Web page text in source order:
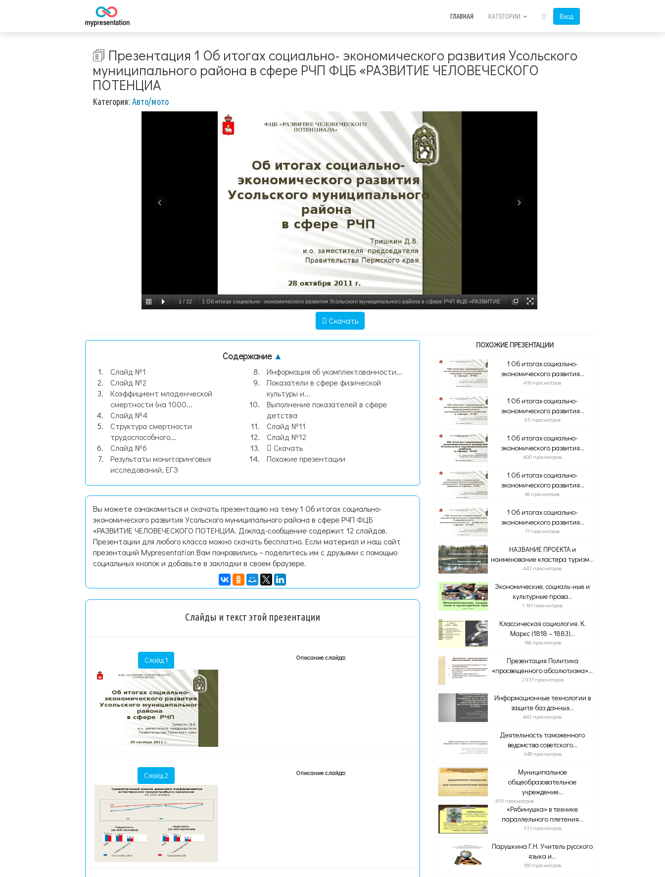
Вход
ГЛАВНАЯ КАТЕГОРИИ
🗊 Презентация 1 Об итогах социально- экономического развития Усольского
муниципального района в сфере РЧП ФЦБ «РАЗВИТИЕ ЧЕЛОВЕЧЕСКОГО
ПОТЕНЦИА
Категория: Авто/мото
1 / 12 1 Об итогах социально- экономического развития Усольского муниципального района в сфере РЧП ФЦБ «РАЗВИТИЕ
Скачать
Содержание ▲
Слайд №1
Слайд №2
Коэффициент младенческой
смертности (на 1000...
Слайд №4
Структура смертности
трудоспособного...
Слайд №6
Результаты мониторинговых
исследований, ЕГЭ
Информация об укомплектованности...
Показатели в сфере физической
культуры и...
Выполнение показателей в сфере
детства
Слайд №11
Слайд №12
Скачать
Похожие презентации
Вы можете ознакомиться и скачать презентацию на тему 1 Об итогах социально-
экономического развития Усольского муниципального района в сфере РЧП ФЦБ
«РАЗВИТИЕ ЧЕЛОВЕЧЕСКОГО ПОТЕНЦИА. Доклад-сообщение содержит 12 слайдов.
Презентации для любого класса можно скачать бесплатно. Если материал и наш сайт
презентаций Mypresentation Вам понравились – поделитесь им с друзьями с помощью
социальных кнопок и добавьте в закладки в своем браузере.
Слайды и текст этой презентации
Слайд 1 Описание слайда:
Слайд 2 Описание слайда:
ПОХОЖИЕ ПРЕЗЕНТАЦИИ
1 Об итогах социально-
экономического развития...
416 просмотров
1 Об итогах социально-
экономического развития...
95 просмотров
1 Об итогах социально-
экономического развития...
600 просмотров
1 Об итогах социально-
экономического развития...
66 просмотров
1 Об итогах социально-
экономического развития...
77 просмотров
НАЗВАНИЕ ПРОЕКТА и
наименование кластера туризм...
443 просмотров
Экономические, социаль-ные и
культурные права...
1 161 просмотров
Классическая социология. К.
Маркс (1818 – 1883)...
166 просмотров
Презентация Политика
«просвещенного абсолютизма»...
2 931 просмотров
Информационные технологии в
защите баз данных...
442 просмотров
Деятельность таможенного
ведомства советского...
348 просмотров
Муниципальное
общеобразовательное
учреждение...
415 просмотров
«Рябинушка» в технике
параллельного плетения...
331 просмотров
Парушкина Г.Н. Учитель русского
языка и...
160 просмотров